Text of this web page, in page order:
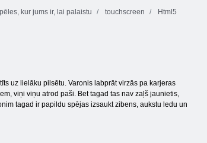
kur jums ir, lai palaistu touchscreen
Html5
uz lielāku pilsētu. Varonis labprāt virzās pa karjeras
viņi viņu atrod paši. Bet tagad tas nav zaļš jaunietis,
tagad ir papildu spējas izsaukt zibens, aukstu ledu un